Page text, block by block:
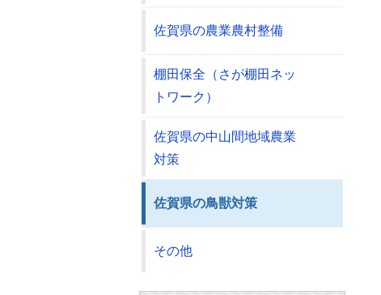
佐賀県の農業農村整備
棚田保全（さが棚田ネッ
トワーク）
佐賀県の中山間地域農業
対策
佐賀県の鳥獣対策
その他